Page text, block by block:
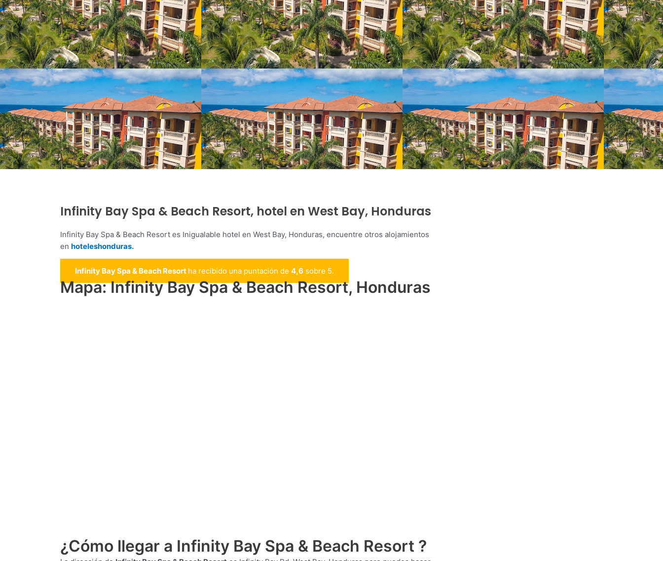
Infinity Bay Spa & Beach Resort, hotel en West Bay, Honduras
Infinity Bay Spa & Beach Resort es Inigualable hotel en West Bay, Honduras, encuentre otros alojamientos
en hoteleshonduras.
Infinity Bay Spa & Beach Resort ha recibido una puntación de 4,6 sobre 5.
Mapa: Infinity Bay Spa & Beach Resort, Honduras
¿Cómo llegar a Infinity Bay Spa & Beach Resort ?